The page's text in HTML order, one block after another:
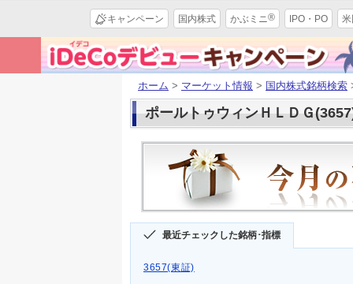
キャンペーン 国内株式 かぶミニ® IPO・PO
ホーム > マーケット情報 > 国内株式銘柄検索
ポールトゥウィンＨＬＤＧ
最近チェックした銘柄･指標
3657(東証)